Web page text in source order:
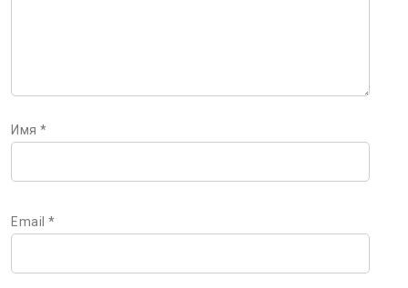
Имя *
Email *